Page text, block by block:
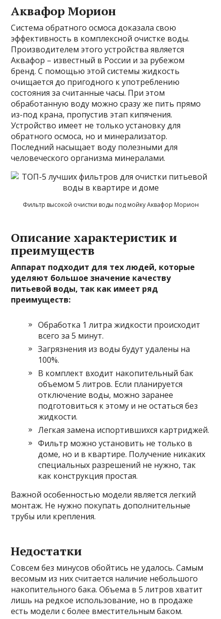
Аквафор Морион
Система обратного осмоса доказала свою
эффективность в комплексной очистке воды.
Производителем этого устройства является
Аквафор – известный в России и за рубежом
бренд. С помощью этой системы жидкость
очищается до пригодного к употреблению
состояния за считанные часы. При этом
обработанную воду можно сразу же пить прямо
из-под крана, пропустив этап кипячения.
Устройство имеет не только установку для
обратного осмоса, но и минерализатор.
Последний насыщает воду полезными для
человеческого организма минералами.
Фильтр высокой очистки воды под мойку Аквафор Морион
Описание характеристик и
преимуществ
Аппарат подходит для тех людей, которые
уделяют большое значение качеству
питьевой воды, так как имеет ряд
преимуществ:
Обработка 1 литра жидкости происходит
всего за 5 минут.
Загрязнения из воды будут удалены на
100%.
В комплект входит накопительный бак
объемом 5 литров. Если планируется
отключение воды, можно заранее
подготовиться к этому и не остаться без
жидкости.
Легкая замена испортившихся картриджей.
Фильтр можно установить не только в
доме, но и в квартире. Получение никаких
специальных разрешений не нужно, так
как конструкция простая.
Важной особенностью модели является легкий
монтаж. Не нужно покупать дополнительные
трубы или крепления.
Недостатки
Совсем без минусов обойтись не удалось. Самым
весомым из них считается наличие небольшого
накопительного бака. Объема в 5 литров хватит
лишь на редкое использование, но в продаже
есть модели с более вместительным баком.